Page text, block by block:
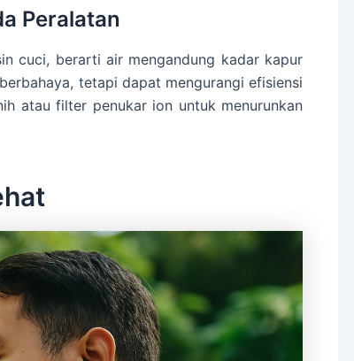
Peralatan
cuci, berarti air mengandung kadar kapur
tetapi dapat mengurangi efisiensi
atau filter penukar ion untuk menurunkan